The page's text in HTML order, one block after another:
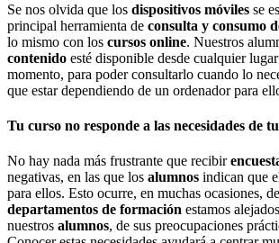
Se nos olvida que los dispositivos móviles se
principal herramienta de consulta y consumo
lo mismo con los cursos online. Nuestros
contenido esté disponible desde cualquier
momento, para poder consultarlo cuando lo
que estar dependiendo de un ordenador para
Tu curso no responde a las necesidades de
No hay nada más frustrante que recibir
negativas, en las que los alumnos indican que
para ellos. Esto ocurre, en muchas ocasiones,
departamentos de formación estamos
nuestros alumnos, de sus preocupaciones